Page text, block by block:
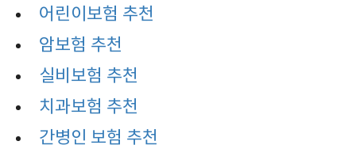
어린이보험 추천
암보험 추천
실비보험 추천
치과보험 추천
간병인 보험 추천